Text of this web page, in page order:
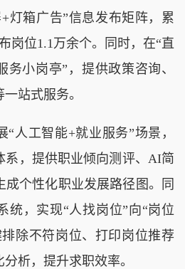
灯箱广告”信息发布矩阵，累
岗位1.1万余个。同时，在“直
务小岗亭”，提供政策咨询、
站式服务。
工智能+就业服务”场景，
系，提供职业倾向测评、AI简
成个性化职业发展路径图。同
统，实现“人找岗位”向“岗位
除不符岗位、打印岗位推荐
析，提升求职效率。